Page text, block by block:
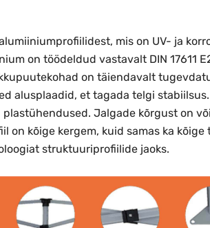
mis on UV- ja
on töödeldud vastavalt DIN 17611
on täiendavalt
alusplaadid, et tagada telgi
Jalgade kõrgust on
kõige kergem, kuid samas ka
struktuuriprofiilide jaoks.